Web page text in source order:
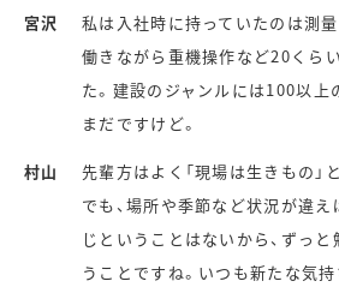
宮沢
私は入社時に持っていたのは測
働きながら重機操作など20くら
た。建設のジャンルには100以上
まだですけど。
村山
先輩方はよく「現場は生きもの」
でも、場所や季節など状況が違え
じということはないから、ずっ
うことですね。いつも新たな気